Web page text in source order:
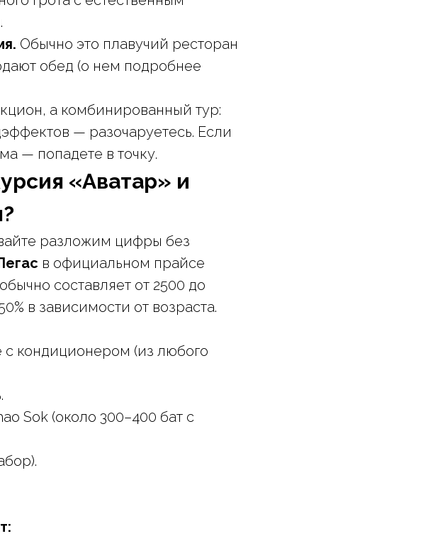
Обычно это плавучий ресторан
обед (о нем подробнее
а комбинированный тур:
— разочаруетесь. Если
— попадете в точку.
«Аватар» и
разложим цифры без
в официальном прайсе
составляет от 2500 до
в зависимости от возраста.
кондиционером (из любого
Sok (около 300–400 бат с